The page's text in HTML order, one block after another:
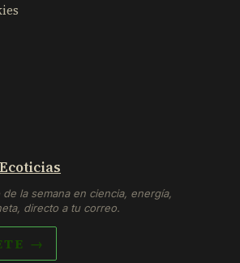
de la semana en ciencia, energía,
directo a tu correo.
→